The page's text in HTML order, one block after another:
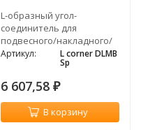
L-образный угол-
соединитель для
подвесного/накладного/
встраиваемого
шинопровода, черный
Артикул: L corner DLMB
Sp
6 607,58 ₽
В корзину